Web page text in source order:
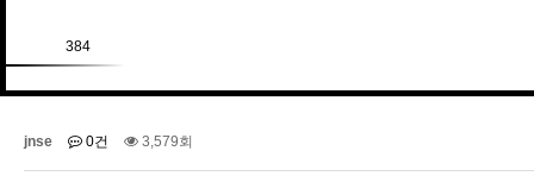
384
jnse 0건 3,579회